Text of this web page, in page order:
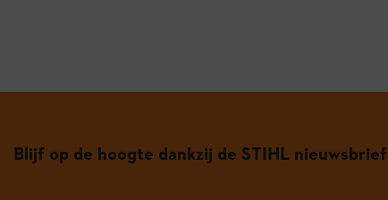
Blijf op de hoogte dankzij de STIHL nieuwsbrief